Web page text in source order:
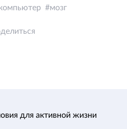
мозг
для активной жизни